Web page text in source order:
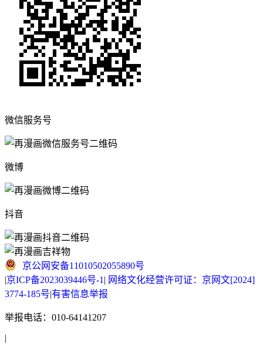
微信服务号
微博
抖音
京公网安备11010502055890号
|京ICP备2023039446号-1 | 网络文化经营许可证：京网文[2024]
3774-185号|有害信息举报
举报电话：010-64141207
|